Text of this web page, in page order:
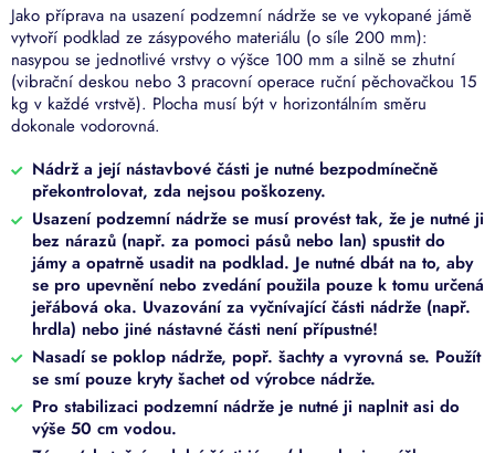
Jako příprava na usazení podzemní nádrže se ve vykopané jámě
vytvoří podklad ze zásypového materiálu (o síle 200 mm):
nasypou se jednotlivé vrstvy o výšce 100 mm a silně se zhutní
(vibrační deskou nebo 3 pracovní operace ruční pěchovačkou 15
kg v každé vrstvě). Plocha musí být v horizontálním směru
dokonale vodorovná.
Nádrž a její nástavbové části je nutné bezpodmínečně
překontrolovat, zda nejsou poškozeny.
Usazení podzemní nádrže se musí provést tak, že je nutné ji
bez nárazů (např. za pomoci pásů nebo lan) spustit do
jámy a opatrně usadit na podklad. Je nutné dbát na to, aby
se pro upevnění nebo zvedání použila pouze k tomu určená
jeřábová oka. Uvazování za vyčnívající části nádrže (např.
hrdla) nebo jiné nástavné části není přípustné!
Nasadí se poklop nádrže, popř. šachty a vyrovná se. Použít
se smí pouze kryty šachet od výrobce nádrže.
Pro stabilizaci podzemní nádrže je nutné ji naplnit asi do
výše 50 cm vodou.